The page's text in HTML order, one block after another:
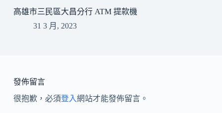
高雄市三民區大昌分行 ATM 提款機
31 3 月, 2023
發佈留言
很抱歉，必須登入網站才能發佈留言。